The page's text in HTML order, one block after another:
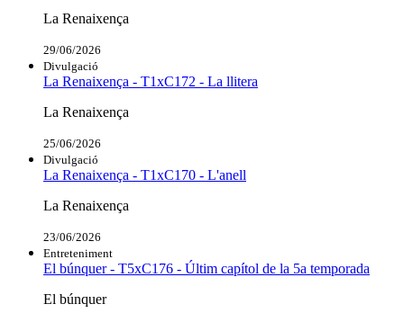
La Renaixença
29/06/2026
Divulgació
La Renaixença - T1xC172 - La llitera
La Renaixença
25/06/2026
Divulgació
La Renaixença - T1xC170 - L'anell
La Renaixença
23/06/2026
Entreteniment
El búnquer - T5xC176 - Últim capítol de la 5a temporada
El búnquer